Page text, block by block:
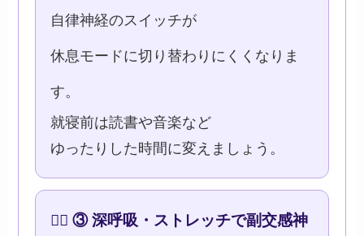
自律神経のスイッチが
休息モードに切り替わりにくくなりま
す。
就寝前は読書や音楽など
ゆったりした時間に変えましょう。
🧘‍♀️ ③ 深呼吸・ストレッチで副交感神